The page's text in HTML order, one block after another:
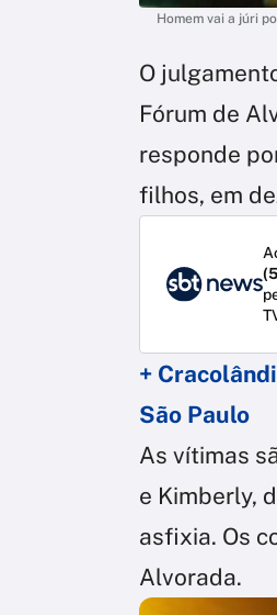
Homem vai a júri
O
Fórum de
responde
filhos, em
+
São Paulo
As vítimas
e Kimberly,
asfixia. Os
Alvorada.